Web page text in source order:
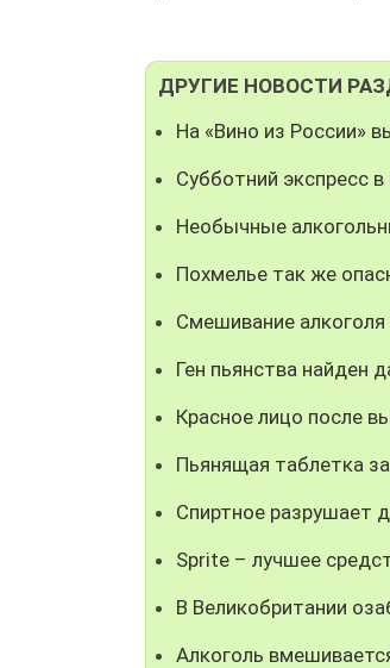
ДРУГИЕ НОВОСТИ
На «Вино из России»
Субботний экспресс в
Необычные
Похмелье так же
Смешивание
Ген пьянства найден
Красное лицо после
Пьянящая таблетка
Спиртное разрушает
Sprite – лучшее
В Великобритании
Алкоголь